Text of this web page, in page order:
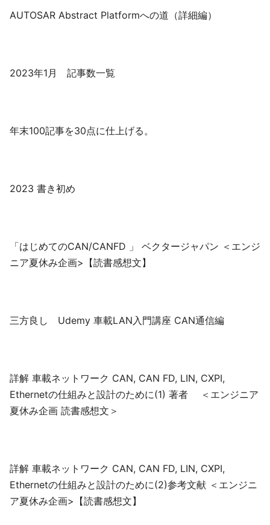
AUTOSAR Abstract Platformへの道（詳細編）
2023年1月 記事数一覧
年末100記事を30点に仕上げる。
2023 書き初め
「はじめてのCAN/CANFD 」 ベクタージャパン ＜エンジ
ニア夏休み企画>【読書感想文】
三方良し Udemy 車載LAN入門講座 CAN通信編
詳解 車載ネットワーク CAN, CAN FD, LIN, CXPI,
Ethernetの仕組みと設計のために(1) 著者 ＜エンジニア
夏休み企画 読書感想文＞
詳解 車載ネットワーク CAN, CAN FD, LIN, CXPI,
Ethernetの仕組みと設計のために(2)参考文献 ＜エンジニ
ア夏休み企画>【読書感想文】